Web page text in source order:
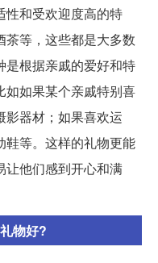
性和受欢迎度高的特
茶等，这些都是大多数
是根据亲戚的爱好和特
如如果某个亲戚特别喜
影器材；如果喜欢运
鞋等。这样的礼物更能
让他们感到开心和满
物好?